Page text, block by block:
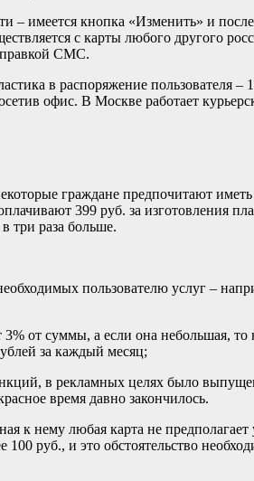
имеется кнопка «Изменить» и
с карты любого другого
СМС.
в распоряжение пользователя
офис. В Москве работает
граждане предпочитают
399 руб. за изготовления
три раза больше.
пользователю услуг –
3% от суммы, а если она небольшая, то
за каждый месяц;
в рекламных целях было
время давно закончилось.
к нему любая карта не
100 руб., и это обстоятельство